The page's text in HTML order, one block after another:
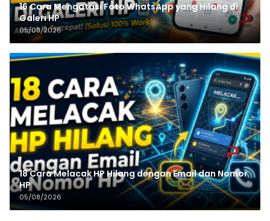
16 Cara Mengatasi Foto WhatsApp yang Hilang di
Galeri HP
05/08/2026
18 Cara Melacak HP Hilang dengan Email dan Nomor
HP
05/08/2026